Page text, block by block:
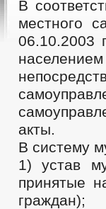
В
местного
06.10.2003
акты.
В систему
1) устав
граждан);